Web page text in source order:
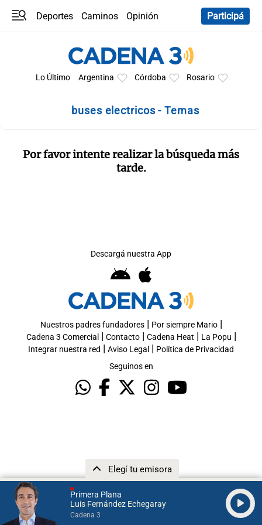
Primera Plana
Luis Fernández Echegaray
Cadena 3
Elegí tu emisora
Deportes Caminos
Opinión
Participá
Lo Último Argentina Córdoba Rosario
buses electricos - Temas
Por favor intente realizar la búsqueda más
tarde.
Descargá nuestra App
Nuestros padres fundadores| Por siempre Mario|
Cadena 3 Comercial | Contacto| Cadena Heat | La Popu |
Integrar nuestra red | Aviso Legal | Política de Privacidad
Seguinos en